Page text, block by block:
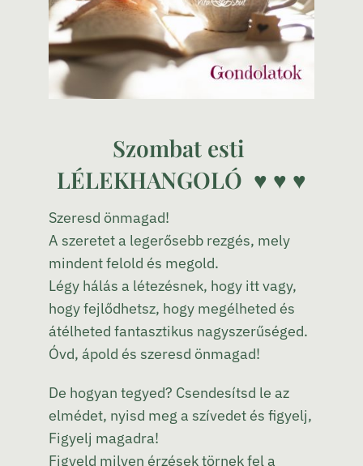
Szombat esti
LÉLEKHANGOLÓ ♥ ♥ ♥
Szeresd önmagad!
A szeretet a legerősebb rezgés, mely
mindent felold és megold.
Légy hálás a létezésnek, hogy itt vagy,
hogy fejlődhetsz, hogy megélheted és
átélheted fantasztikus nagyszerűséged.
Óvd, ápold és szeresd önmagad!
De hogyan tegyed? Csendesítsd le az
elmédet, nyisd meg a szívedet és figyelj,
Figyelj magadra!
Figyeld milyen érzések törnek fel a